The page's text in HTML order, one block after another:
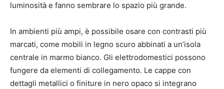
luminosità e fanno sembrare lo spazio più grande.
In ambienti più ampi, è possibile osare con contrasti più
marcati, come mobili in legno scuro abbinati a un’isola
centrale in marmo bianco. Gli elettrodomestici possono
fungere da elementi di collegamento. Le cappe con
dettagli metallici o finiture in nero opaco si integrano